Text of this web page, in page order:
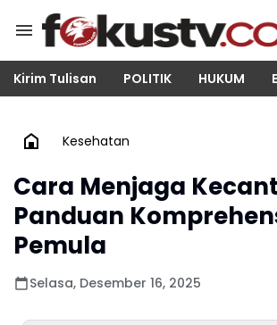
Kirim Tulisan POLITIK HUKUM
Kesehatan
Cara Menjaga
Panduan
Pemula
Selasa, Desember 16, 2025